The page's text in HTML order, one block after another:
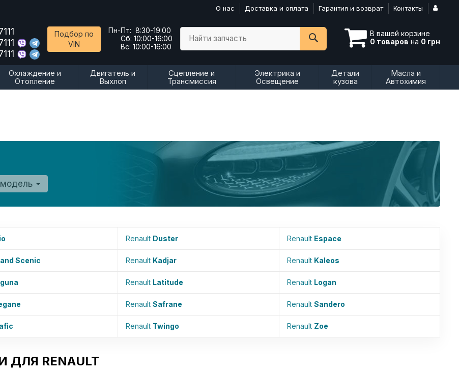
О нас Доставка и оплата Гарантия и возврат Контакты
Подбор по
VIN
Пн-Пт: 8:30-19:00
Сб: 10:00-16:00
Вс: 10:00-16:00
В вашей корзине
0 товаров на 0 грн
Найти запчасть
Охлаждение и
Отопление
Двигатель и
Выхлоп
Сцепление и
Трансмиссия
Электрика и
Освещение
Детали
кузова
Масла и
Автохимия
Renault Duster Renault Espace
Scenic Renault Kadjar Renault Kaleos
Renault Latitude Renault Logan
Renault Safrane Renault Sandero
Renault Twingo Renault Zoe
RENAULT